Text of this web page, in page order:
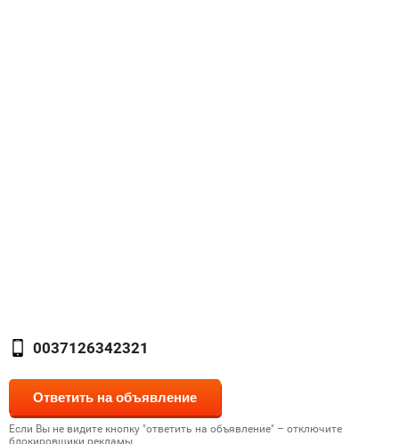
0037126342321
Если Вы не видите кнопку "ответить на объявление" – отключите
блокировщики рекламы